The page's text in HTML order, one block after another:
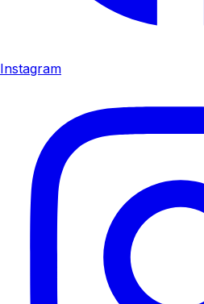
Instagram